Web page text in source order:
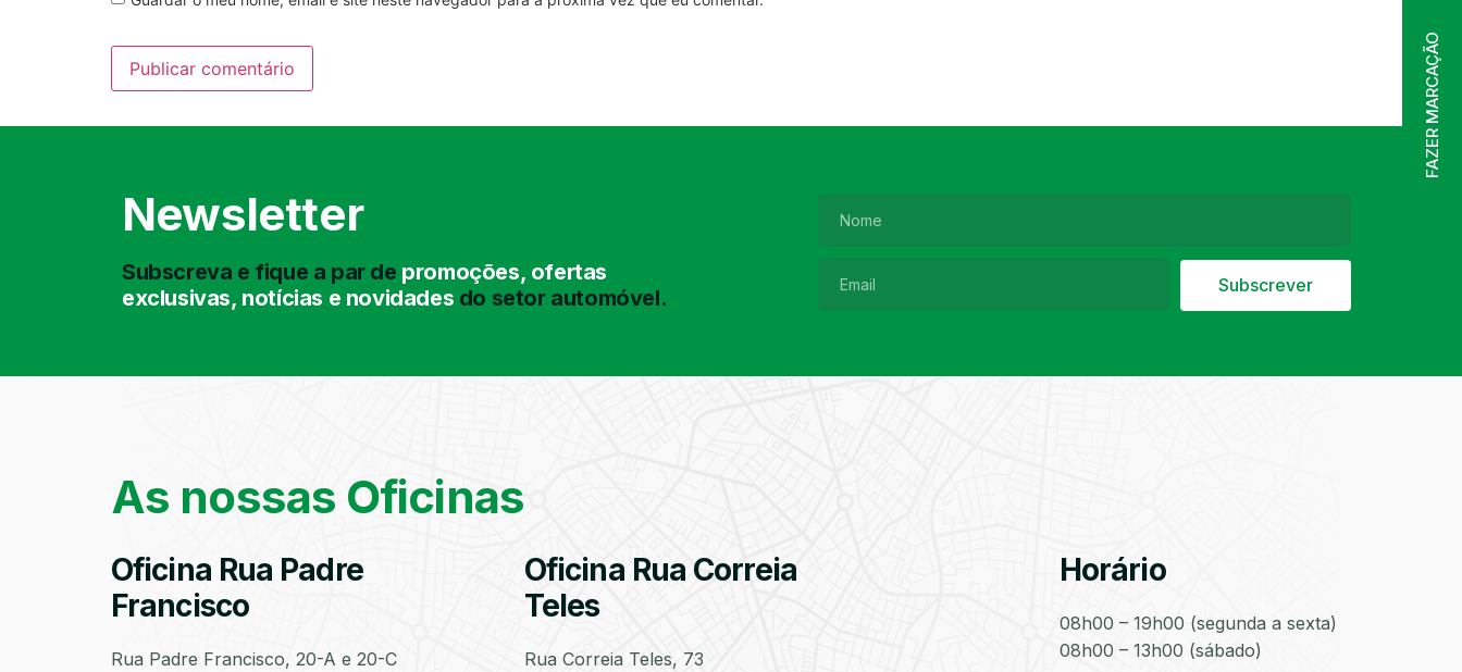
FAZER MARCAÇÃO
Newsletter
Subscreva e fique a par de promoções, ofertas
exclusivas, notícias e novidades do setor automóvel. Subscrever
As nossas Oficinas
Oficina Rua Padre
Francisco
Rua Padre Francisco, 20-A e 20-C
Oficina Rua Correia
Teles
Rua Correia Teles, 73
Horário
08h00 – 19h00 (segunda a sexta)
08h00 – 13h00 (sábado)
Pesquisa de
Válvulas
TPMS
ReparaçãoSubstituiçãoReparação